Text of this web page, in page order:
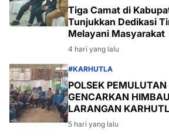
Tiga Camat di
Tunjukkan Dedikasi
Melayani Masyarakat
4 hari yang lalu
#KARHUTLA
POLSEK PEMULUTAN
GENCARKAN
LARANGAN
PROGRAM TSKD
KE DESA-DESA
5 hari yang lalu